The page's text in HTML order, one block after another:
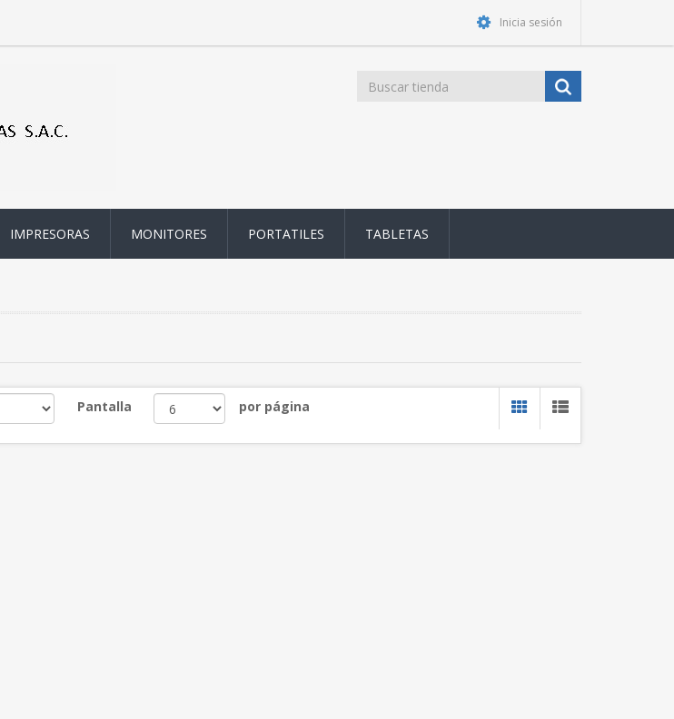
Inicia sesión
IMPRESORAS MONITORES PORTATILES TABLETAS
Pantalla por página